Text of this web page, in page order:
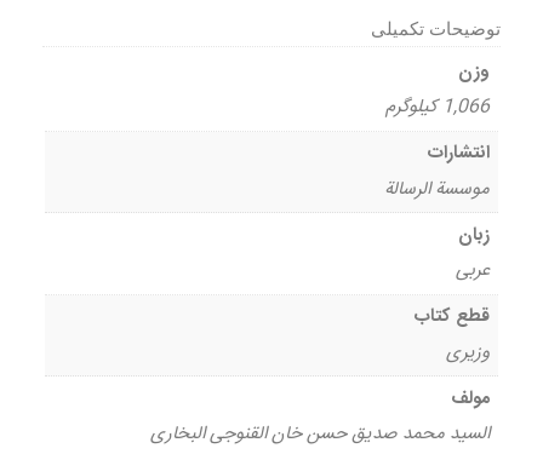
توضیحات تکمیلی
وزن
1,066 کیلوگرم
انتشارات
موسسة الرسالة
زبان
عربی
قطع کتاب
وزیری
مولف
السید محمد صدیق حسن خان القنوجی البخاری